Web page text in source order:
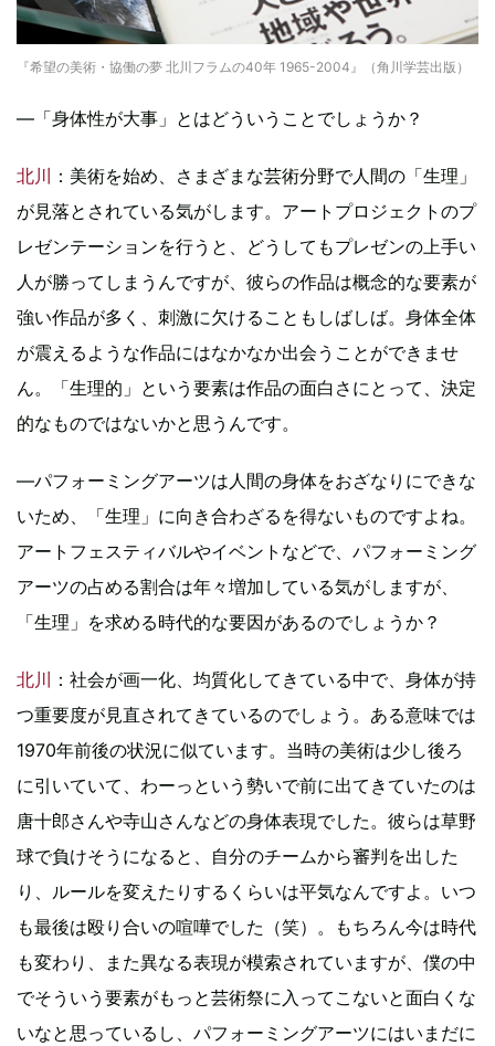
『希望の美術・協働の夢 北川フラムの40年 1965-2004』（角川学芸出版）
―「身体性が大事」とはどういうことでしょうか？
北川
：美術を始め、さまざまな芸術分野で人間の「生理」
が見落とされている気がします。アートプロジェクトのプ
レゼンテーションを行うと、どうしてもプレゼンの上手い
人が勝ってしまうんですが、彼らの作品は概念的な要素が
強い作品が多く、刺激に欠けることもしばしば。身体全体
が震えるような作品にはなかなか出会うことができませ
ん。「生理的」という要素は作品の面白さにとって、決定
的なものではないかと思うんです。
―パフォーミングアーツは人間の身体をおざなりにできな
いため、「生理」に向き合わざるを得ないものですよね。
アートフェスティバルやイベントなどで、パフォーミング
アーツの占める割合は年々増加している気がしますが、
「生理」を求める時代的な要因があるのでしょうか？
北川
：社会が画一化、均質化してきている中で、身体が持
つ重要度が見直されてきているのでしょう。ある意味では
1970年前後の状況に似ています。当時の美術は少し後ろ
に引いていて、わーっという勢いで前に出てきていたのは
唐十郎さんや寺山さんなどの身体表現でした。彼らは草野
球で負けそうになると、自分のチームから審判を出した
り、ルールを変えたりするくらいは平気なんですよ。いつ
も最後は殴り合いの喧嘩でした（笑）。もちろん今は時代
も変わり、また異なる表現が模索されていますが、僕の中
でそういう要素がもっと芸術祭に入ってこないと面白くな
いなと思っているし、パフォーミングアーツにはいまだに